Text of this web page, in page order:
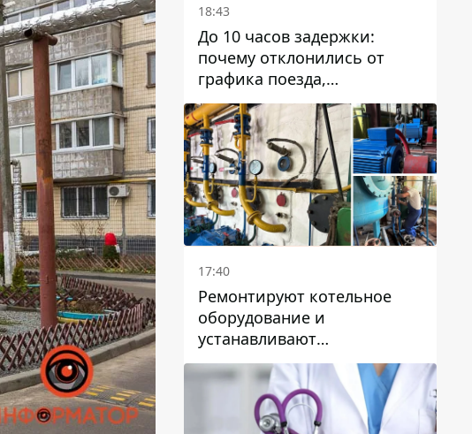
18:43
До 10 часов задержки:
почему отклонились от
графика поезда,
курсирующие через Днепр
и область
17:40
Ремонтируют котельное
оборудование и
устанавливают
генераторные установки:
как в Днепре готовятся к
отопительному сезону